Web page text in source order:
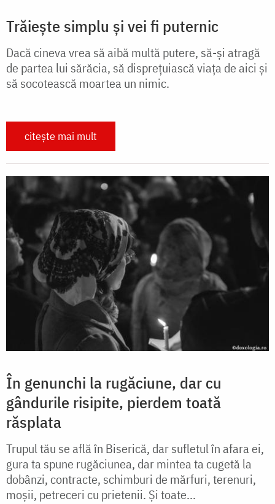
Trăiește simplu și vei fi puternic
Dacă cineva vrea să aibă multă putere, să-și atragă
de partea lui sărăcia, să disprețuiască viața de aici și
să socotească moartea un nimic.
citește mai mult
În genunchi la rugăciune, dar cu
gândurile risipite, pierdem toată
răsplata
Trupul tău se află în Biserică, dar sufletul în afara ei,
gura ta spune rugăciunea, dar mintea ta cugetă la
dobânzi, contracte, schimburi de mărfuri, terenuri,
moșii, petreceri cu prietenii. Și toate...